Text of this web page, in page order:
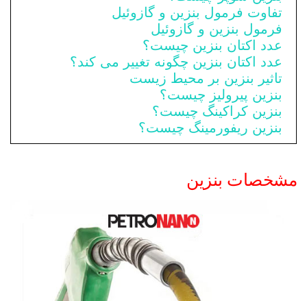
تفاوت فرمول بنزین و گازوئیل
فرمول بنزین و گازوئیل
عدد اکتان بنزین چیست؟
عدد اکتان بنزین چگونه تغییر می کند؟
تاثیر بنزین بر محیط زیست
بنزین پیرولیز چیست؟
بنزین کراکینگ چیست؟
بنزین ریفورمینگ چیست؟
مشخصات بنزین‌